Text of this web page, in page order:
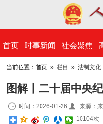
​首页 时事新闻 社会聚焦
当前位置：首页 »栏目 »法制文化
图解丨二十届中央
时间：2026-01-26 来源：
10104次